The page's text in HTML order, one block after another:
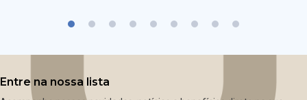
Entre na nossa lista